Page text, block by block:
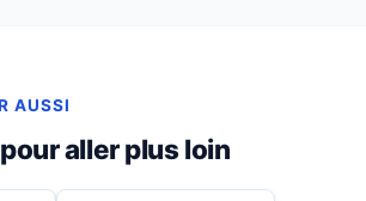
AUSSI
aller plus loin